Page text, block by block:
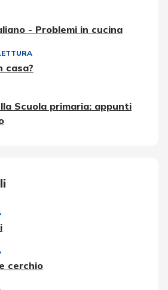
- Problemi in cucina
casa?
Scuola primaria: appunti
cerchio